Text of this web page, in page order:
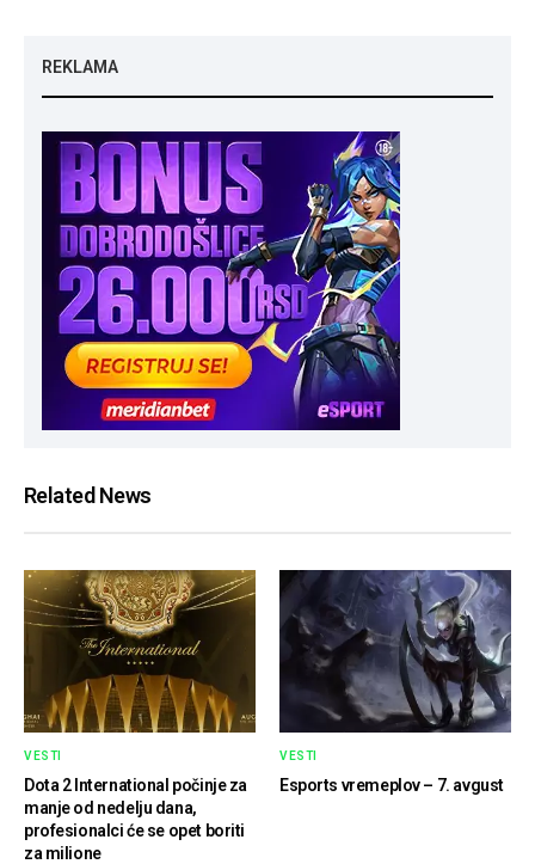
REKLAMA
Related News
VESTI
Dota 2 International počinje za
manje od nedelju dana,
profesionalci će se opet boriti
za milione
VESTI
Esports vremeplov – 7. avgust